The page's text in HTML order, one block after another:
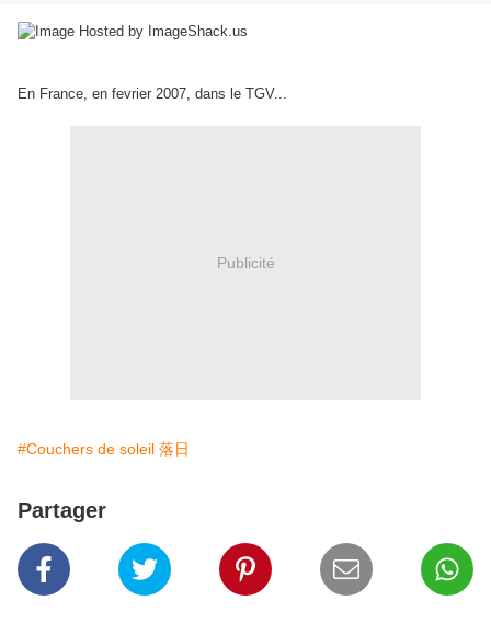
En France, en fevrier 2007, dans le TGV...
Publicité
#Couchers de soleil 落日
Partager